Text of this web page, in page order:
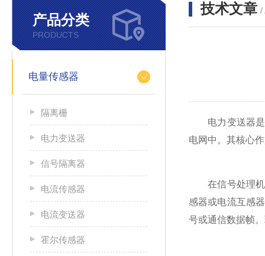
产品分类
PRODUCTS
电量传感器
隔离栅
电力变送器
信号隔离器
电流传感器
电流变送器
霍尔传感器
技术文章 /
电力变送器是
电网中。其核心
在信号处理机
感器或电流互感
号或通信数据帧